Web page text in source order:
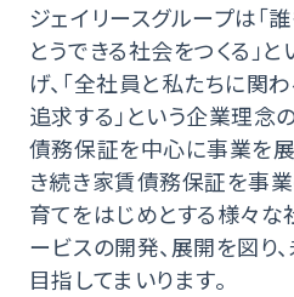
ジェイリースグループは「
とうできる社会をつくる」
げ、「全社員と私たちに関
追求する」という企業理念
債務保証を中心に事業を展
き続き家賃債務保証を事業
育てをはじめとする様々
ービスの開発、展開を図り
目指してまいります。